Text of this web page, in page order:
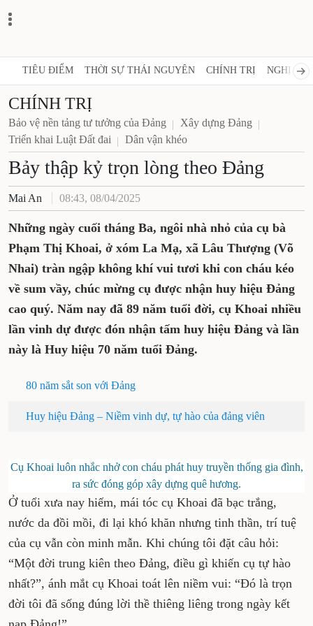
TIÊU ĐIỂM THỜI SỰ THÁI NGUYÊN CHÍNH TRỊ NGHỊ
CHÍNH TRỊ
Bảo vệ nền tảng tư tưởng của Đảng
Xây dựng Đảng
Triển khai Luật Đất đai
Dân vận khéo
Bảy thập kỷ trọn lòng theo Đảng
Mai An 08:43, 08/04/2025
Những ngày cuối tháng Ba, ngôi nhà nhỏ của cụ bà
Phạm Thị Khoai, ở xóm La Mạ, xã Lâu Thượng (Võ
Nhai) tràn ngập không khí vui tươi khi con cháu kéo
về sum vầy, chúc mừng cụ được nhận huy hiệu Đảng
cao quý. Năm nay đã 89 năm tuổi đời, cụ Khoai nhiều
lần vinh dự được đón nhận tấm huy hiệu Đảng và lần
này là Huy hiệu 70 năm tuổi Đảng.
80 năm sắt son với Đảng
Huy hiệu Đảng – Niềm vinh dự, tự hào của đảng viên
Cụ Khoai luôn nhắc nhở con cháu phát huy truyền thống gia đình,
ra sức đóng góp xây dựng quê hương.
Ở tuổi xưa nay hiếm, mái tóc cụ Khoai đã bạc trắng,
nước da đồi mồi, đi lại khó khăn nhưng tinh thần, trí tuệ
của cụ vẫn còn minh mẫn. Khi chúng tôi đặt câu hỏi:
“Một đời trung kiên theo Đảng, điều gì khiến cụ tự hào
nhất?”, ánh mắt cụ Khoai toát lên niềm vui: “Đó là trọn
đời tôi đã sống đúng lời thề thiêng liêng trong ngày kết